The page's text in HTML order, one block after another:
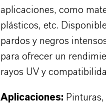
aplicaciones, como
plásticos, etc.
pardos y negros
para ofrecer un
rayos UV y
Aplicaciones: